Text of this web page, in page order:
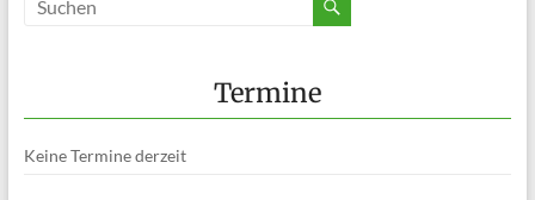
Termine
Keine Termine derzeit